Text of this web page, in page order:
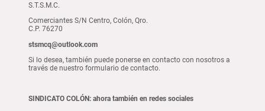
S.T.S.M.C.
Comerciantes S/N Centro, Colón, Qro.
C.P. 76270
stsmcq@outlook.com
Si lo desea, también puede ponerse en contacto con nosotros a
través de nuestro formulario de contacto.
SINDICATO COLÓN: ahora también en redes sociales